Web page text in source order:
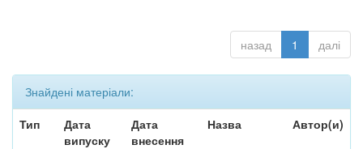
назад 1 далі
Знайдені матеріали:
Тип
Дата
випуску
Дата
внесення
Назва Автор(и)